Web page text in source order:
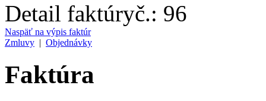
Detail faktúryč.: 96
Naspäť na výpis faktúr
Zmluvy | Objednávky
Faktúra